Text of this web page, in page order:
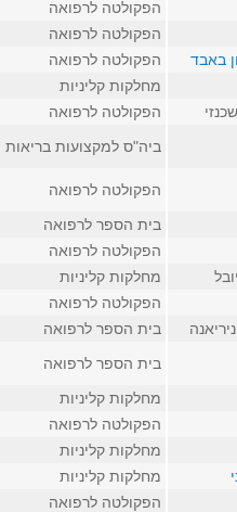
הפקולטה לרפואה
הפקולטה לרפואה
באבד
הפקולטה לרפואה
מחלקות קליניות
הפקולטה לרפואה
ביה"ס למקצועות בריאות
הפקולטה לרפואה
בית הספר לרפואה
הפקולטה לרפואה
מחלקות קליניות
הפקולטה לרפואה
בית הספר לרפואה
בית הספר לרפואה
מחלקות קליניות
הפקולטה לרפואה
מחלקות קליניות
מחלקות קליניות
הפקולטה לרפואה